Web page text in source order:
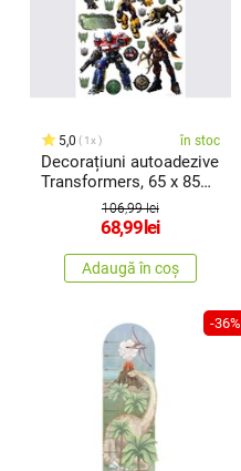
5,0 1x în stoc
Decorațiuni autoadezive
Transformers, 65 x 85
106,99 lei
68,99 lei
Adaugă în coș
-36%